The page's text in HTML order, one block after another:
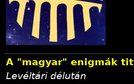
A "magyar" enigmák
Levéltári délután